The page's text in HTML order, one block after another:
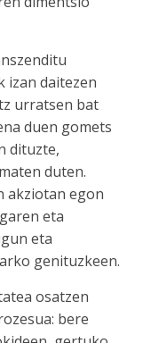
izan daitezen
urratsen bat
duen gomets
dituzte,
duten.
akziotan egon
eta
eta
genituzkeen.
osatzen
bere